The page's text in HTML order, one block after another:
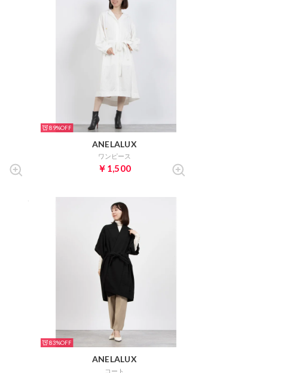
89%
ANELALUX
ワンピース
￥1,500
83%
ANELALUX
コート